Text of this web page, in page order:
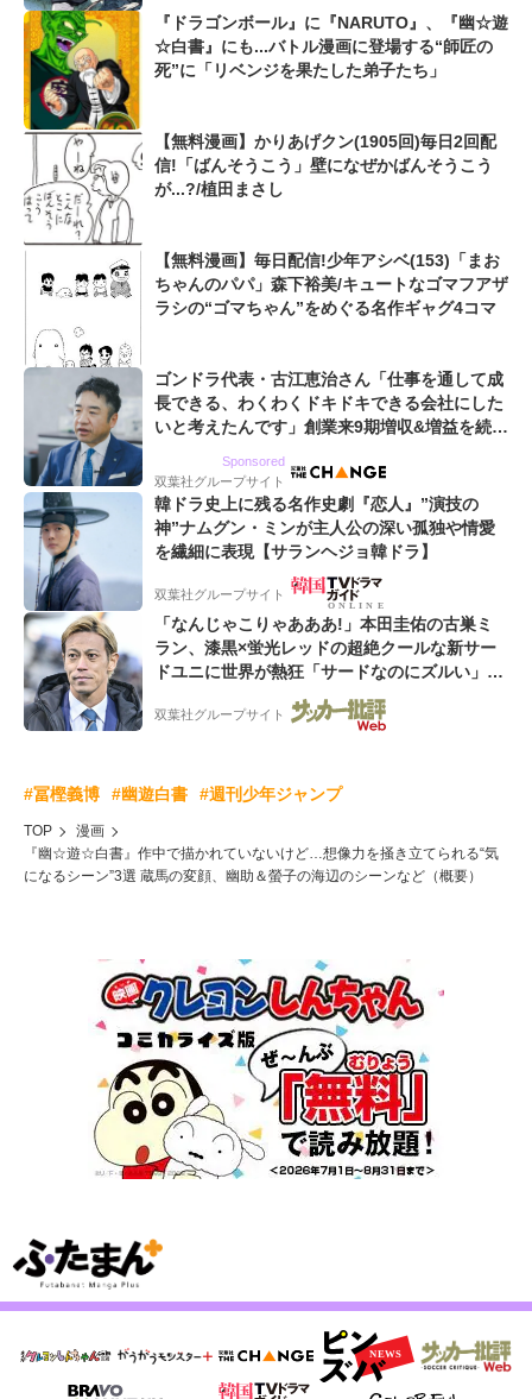
『ドラゴンボール』に『NARUTO』、『幽☆遊
☆白書』にも...バトル漫画に登場する“師匠の
死”に「リベンジを果たした弟子たち」
【無料漫画】かりあげクン(1905回)毎日2回配
信!「ばんそうこう」壁になぜかばんそうこう
が...?/植田まさし
【無料漫画】毎日配信!少年アシベ(153)「まお
ちゃんのパパ」森下裕美/キュートなゴマフアザ
ラシの“ゴマちゃん”をめぐる名作ギャグ4コマ
ゴンドラ代表・古江恵治さん「仕事を通して成
長できる、わくわくドキドキできる会社にした
いと考えたんです」創業来9期増収&増益を続け
Sponsored
双葉社グループサイト
韓ドラ史上に残る名作史劇『恋人』”演技の
神”ナムグン・ミンが主人公の深い孤独や情愛
を繊細に表現【サランヘジョ韓ドラ】
双葉社グループサイト
「なんじゃこりゃあああ!」本田圭佑の古巣ミ
ラン、漆黒×蛍光レッドの超絶クールな新サー
ドユニに世界が熱狂「サードなのにズルい」
「こりゃかっけえわ」
双葉社グループサイト
#冨樫義博 #幽遊白書 #週刊少年ジャンプ
TOP
漫画
『幽☆遊☆白書』作中で描かれていないけど…想像力を掻き立てられる“気
になるシーン”3選 蔵馬の変顔、幽助＆螢子の海辺のシーンなど（概要）